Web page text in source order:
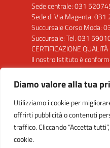
Diamo valore alla tua
Utilizziamo i cookie per
offrirti pubblicità o contenuti
traffico. Cliccando “Accetta
cookie.
Sede centrale: 031
Sede di Via Magenta:
Succursale Corso Moda:
Succursale: Tel. 031
CERTIFICAZIONE QUALITÁ
Il nostro Istituto è
9001: 2015 per la
ed erogazione del servizio
secondo grado"
Clicca sul Logo